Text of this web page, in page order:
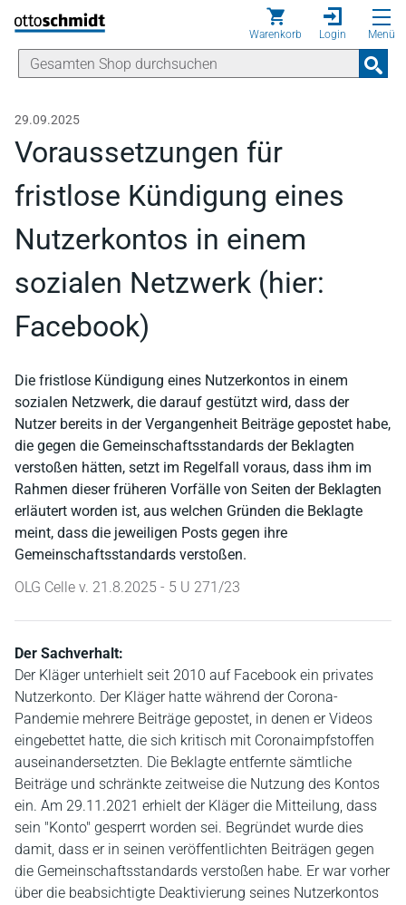
Direkt zum Inhalt
Warenkorb Login Menü
29.09.2025
Voraussetzungen für
fristlose Kündigung eines
Nutzerkontos in einem
sozialen Netzwerk (hier:
Facebook)
Die fristlose Kündigung eines Nutzerkontos in einem
sozialen Netzwerk, die darauf gestützt wird, dass der
Nutzer bereits in der Vergangenheit Beiträge gepostet habe,
die gegen die Gemeinschaftsstandards der Beklagten
verstoßen hätten, setzt im Regelfall voraus, dass ihm im
Rahmen dieser früheren Vorfälle von Seiten der Beklagten
erläutert worden ist, aus welchen Gründen die Beklagte
meint, dass die jeweiligen Posts gegen ihre
Gemeinschaftsstandards verstoßen.
OLG Celle v. 21.8.2025 - 5 U 271/23
Der Sachverhalt:
Der Kläger unterhielt seit 2010 auf Facebook ein privates
Nutzerkonto. Der Kläger hatte während der Corona-
Pandemie mehrere Beiträge gepostet, in denen er Videos
eingebettet hatte, die sich kritisch mit Coronaimpfstoffen
auseinandersetzten. Die Beklagte entfernte sämtliche
Beiträge und schränkte zeitweise die Nutzung des Kontos
ein. Am 29.11.2021 erhielt der Kläger die Mitteilung, dass
sein "Konto" gesperrt worden sei. Begründet wurde dies
damit, dass er in seinen veröffentlichten Beiträgen gegen
die Gemeinschaftsstandards verstoßen habe. Er war vorher
über die beabsichtigte Deaktivierung seines Nutzerkontos